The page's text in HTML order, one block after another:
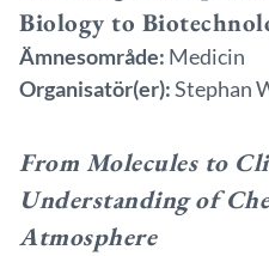
Biology to
Ämnesområde: Medicin
Organisatör(er):Stephan
From Molecules to
Understanding of
Atmosphere